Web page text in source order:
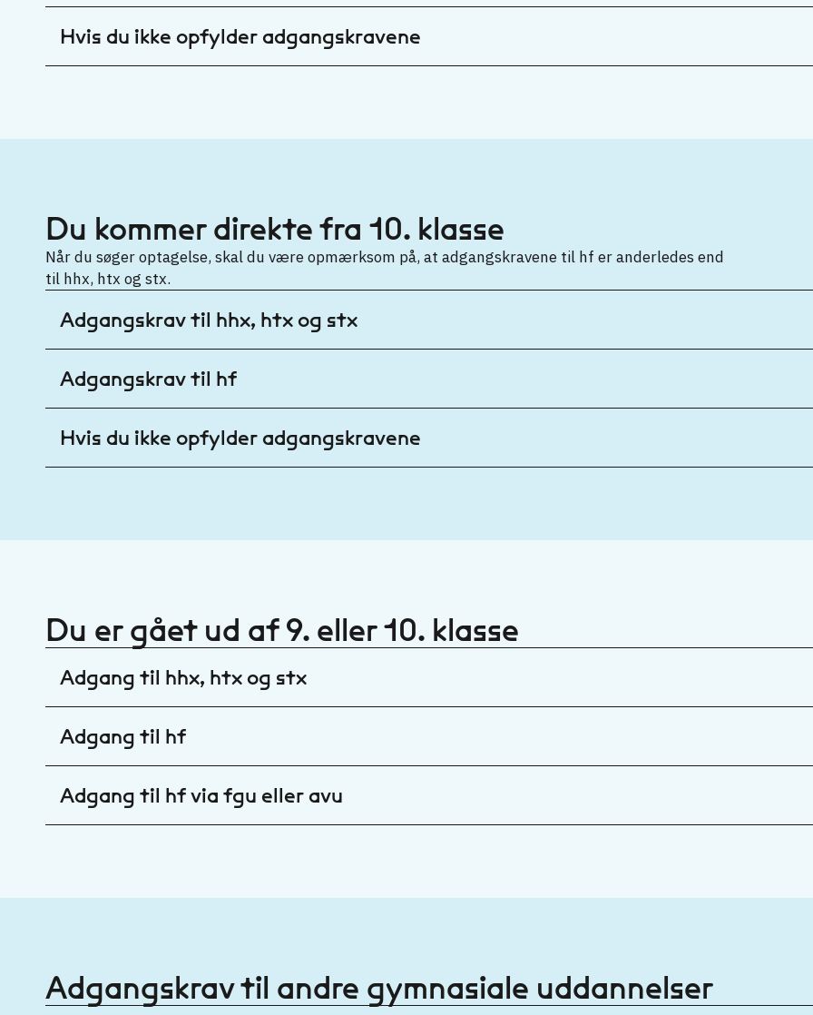
Hvis du ikke opfylder adgangskravene
Du kommer direkte fra 10. klasse
Når du søger optagelse, skal du være opmærksom på, at adgangskravene til hf er anderledes end
til hhx, htx og stx.
Adgangskrav til hhx, htx og stx
Adgangskrav til hf
Hvis du ikke opfylder adgangskravene
Du er gået ud af 9. eller 10. klasse
Adgang til hhx, htx og stx
Adgang til hf
Adgang til hf via fgu eller avu
Adgangskrav til andre gymnasiale uddannelser